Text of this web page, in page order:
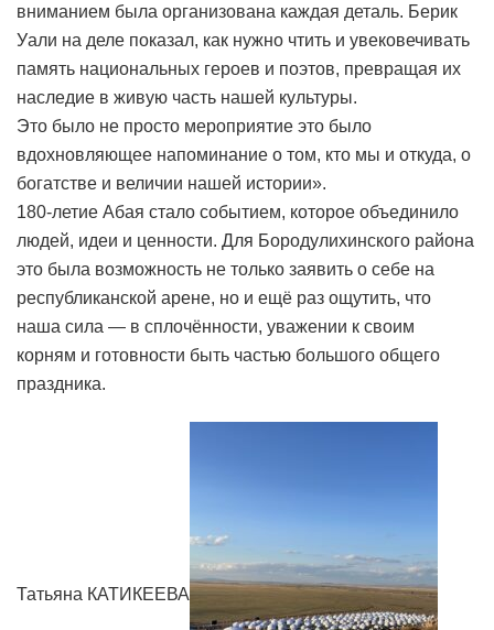
вниманием была организована каждая деталь. Берик
Уали на деле показал, как нужно чтить и увековечивать
память национальных героев и поэтов, превращая их
наследие в живую часть нашей культуры.
Это было не просто мероприятие это было
вдохновляющее напоминание о том, кто мы и откуда, о
богатстве и величии нашей истории».
180-летие Абая стало событием, которое объединило
людей, идеи и ценности. Для Бородулихинского района
это была возможность не только заявить о себе на
республиканской арене, но и ещё раз ощутить, что
наша сила — в сплочённости, уважении к своим
корням и готовности быть частью большого общего
праздника.
Татьяна КАТИКЕЕВА